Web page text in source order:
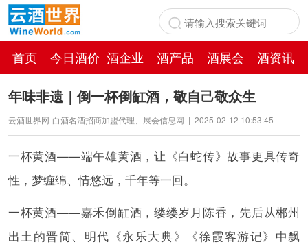
首页 今日酒价 酒企业 酒产品 酒展会
酒资讯
百科
年味非遗｜倒一杯倒缸酒，敬自己敬众生
云酒世界网-白酒名酒招商加盟代理、展会信息网 | 2025-02-12 10:53:45
一杯黄酒——端午雄黄酒，让《白蛇传》故事更具传奇
性，梦缠绵、情悠远，千年等一回。
一杯黄酒——嘉禾倒缸酒，缕缕岁月陈香，先后从郴州
出土的晋简、明代《永乐大典》《徐霞客游记》中飘